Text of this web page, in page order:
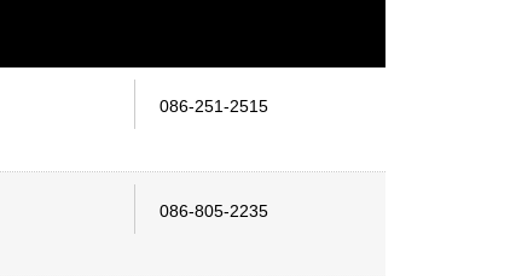
086-251-2515
086-805-2235